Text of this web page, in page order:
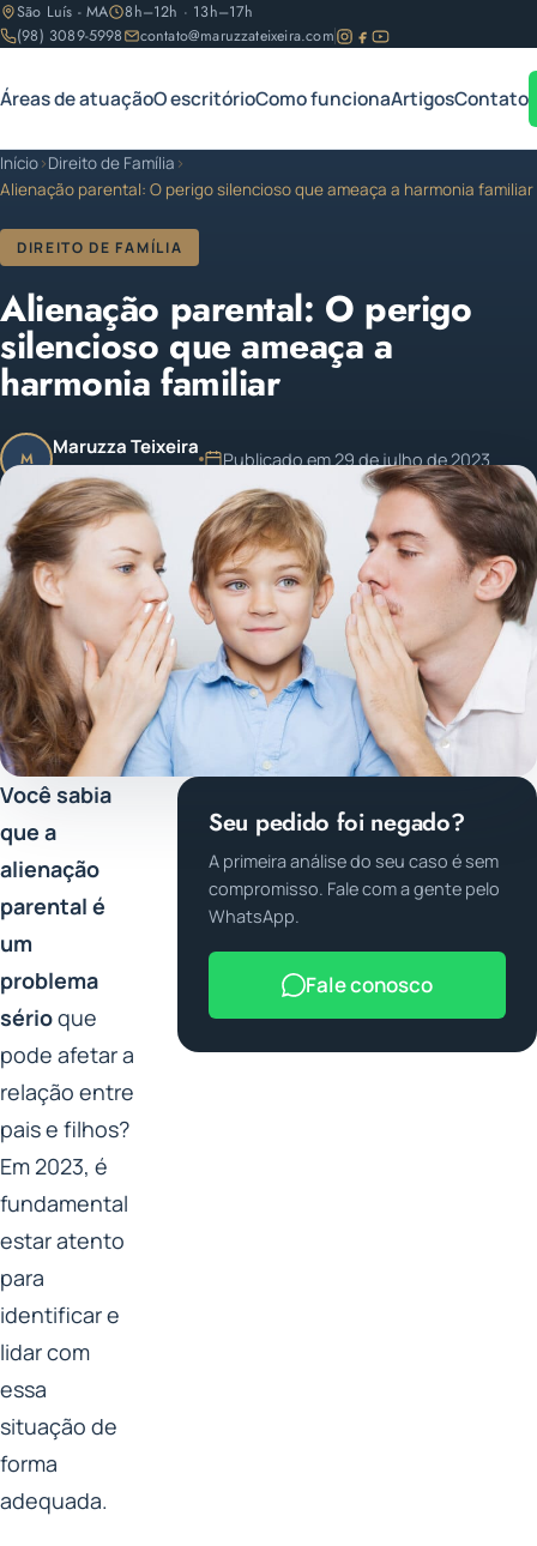
São Luís - MA
8h–12h · 13h–17h
(98) 3089-5998
contato@maruzzateixeira.com
Áreas de atuaçãoO escritórioComo funcionaArtigosContato
Início›Direito de Família ›
Alienação parental: O perigo silencioso que ameaça a harmonia familiar
DIREITO DE FAMÍLIA
Alienação parental: O perigo
silencioso que ameaça a
harmonia familiar
M Maruzza Teixeira
OAB/MA 11.810
Publicado em 29 de julho de 2023
Atualizado em 29 de julho de 2023
1 min de leitura
Você sabia
que a
alienação
parental é
um
problema
sérioque
pode afetar a
relação entre
pais e filhos?
Em 2023, é
fundamental
estar atento
para
identificar e
lidar com
essa
situação de
forma
adequada.
Seu pedido foi negado?
A primeira análise do seu caso é sem
compromisso. Fale com a gente pelo
WhatsApp.
Fale conosco